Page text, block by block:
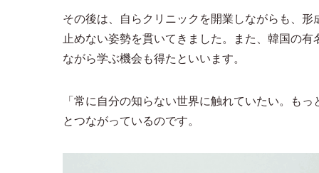
その後は、自らクリニックを開業しながらも、
止めない姿勢を貫いてきました。また、韓国の
ながら学ぶ機会も得たといいます。
「常に自分の知らない世界に触れていたい。も
とつながっているのです。